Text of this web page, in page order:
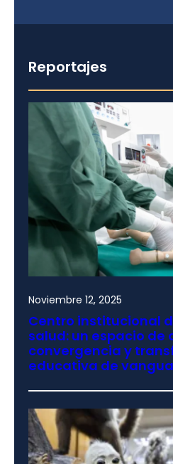
Reportajes
Noviembre 12, 2025
Centro institucional
salud: un espacio de
convergencia y
educativa de